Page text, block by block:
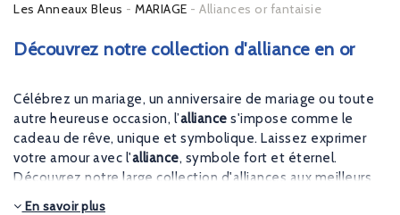
Les Anneaux Bleus MARIAGE Alliances or fantaisie
Découvrez notre collection d'alliance en or
Célébrez un mariage, un anniversaire de mariage ou toute
autre heureuse occasion, l’alliance s'impose comme le
cadeau de rêve, unique et symbolique. Laissez exprimer
votre amour avec l'alliance, symbole fort et éternel.
Découvrez notre large collection d'alliances aux meilleurs
prix, de merveilleux modèles sélectionnés pour vous.
En savoir plus